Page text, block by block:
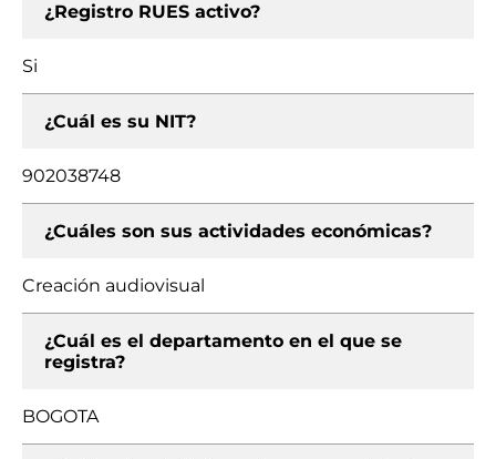
¿Registro RUES activo?
Si
¿Cuál es su NIT?
902038748
¿Cuáles son sus actividades económicas?
Creación audiovisual
¿Cuál es el departamento en el que se
registra?
BOGOTA